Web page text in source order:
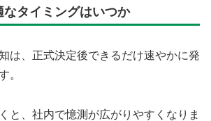
タイミングはいつか
は、正式決定後できるだけ速やかに発
。
と、社内で憶測が広がりやすくなりま